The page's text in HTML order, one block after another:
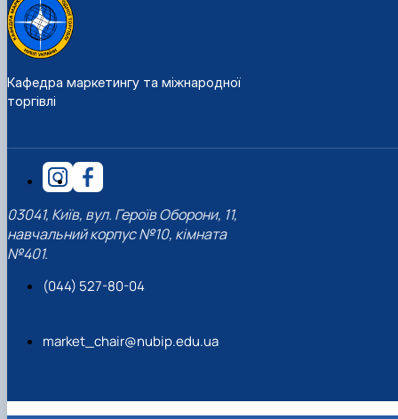
Кафедра маркетингу та міжнародної
торгівлі
03041, Київ, вул. Героїв Оборони, 11,
навчальний корпус №10, кімната
№401.
(044) 527-80-04
market_chair@nubip.edu.ua